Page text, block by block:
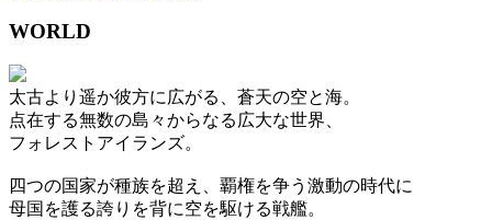
WORLD
太古より遥か彼方に広がる、蒼天の空と海。
点在する無数の島々からなる広大な世界、
フォレストアイランズ。
四つの国家が種族を超え、覇権を争う激動の時代に
母国を護る誇りを背に空を駆ける戦艦。